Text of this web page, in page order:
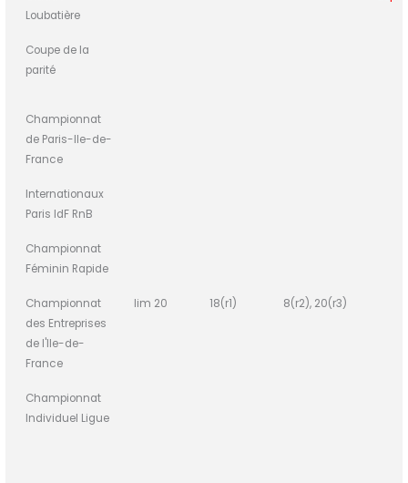
Loubatière
Coupe de la
parité
Championnat
de Paris-Ile-de-
France
Internationaux
Paris IdF RnB
Championnat
Féminin Rapide
Championnat
des Entreprises
de l'Ile-de-
France
lim 20 18(r1) 8(r2), 20(r3)
Championnat
Individuel Ligue